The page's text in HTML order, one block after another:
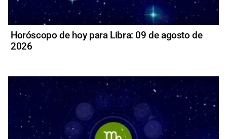
Horóscopo de hoy para Libra: 09 de agosto de
2026